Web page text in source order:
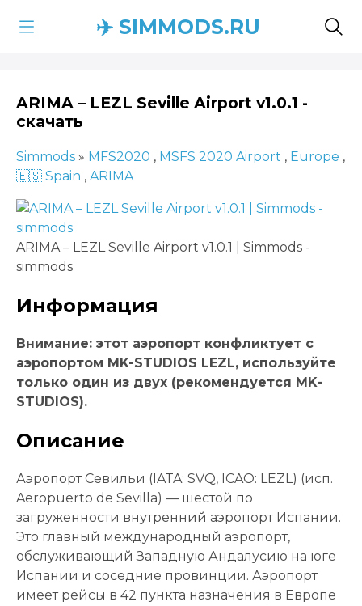
✈️ SIMMODS.RU
ARIMA – LEZL Seville Airport v1.0.1 -
скачать
Simmods » MFS2020 , MSFS 2020 Airport , Europe ,
🇪🇸 Spain , ARIMA
ARIMA – LEZL Seville Airport v1.0.1 | Simmods -
simmods
Информация
Внимание: этот аэропорт конфликтует с
аэропортом MK-STUDIOS LEZL, используйте
только один из двух (рекомендуется MK-
STUDIOS).
Описание
Аэропорт Севильи (IATA: SVQ, ICAO: LEZL) (исп.
Aeropuerto de Sevilla) — шестой по
загруженности внутренний аэропорт Испании.
Это главный международный аэропорт,
обслуживающий Западную Андалусию на юге
Испании и соседние провинции. Аэропорт
имеет рейсы в 42 пункта назначения в Европе